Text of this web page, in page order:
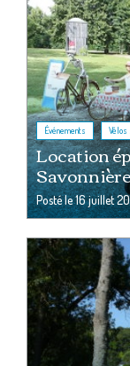
Événements , Vélos
Location
Posté le16 juillet